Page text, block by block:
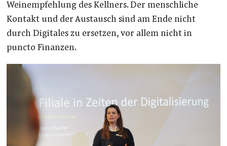
Weinempfehlung des Kellners. Der menschliche
Kontakt und der Austausch sind am Ende nicht
durch Digitales zu ersetzen, vor allem nicht in
puncto Finanzen.